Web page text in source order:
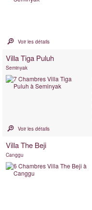
Voir les détails
Villa Tiga Puluh
Seminyak
Voir les détails
Villa The Beji
Canggu